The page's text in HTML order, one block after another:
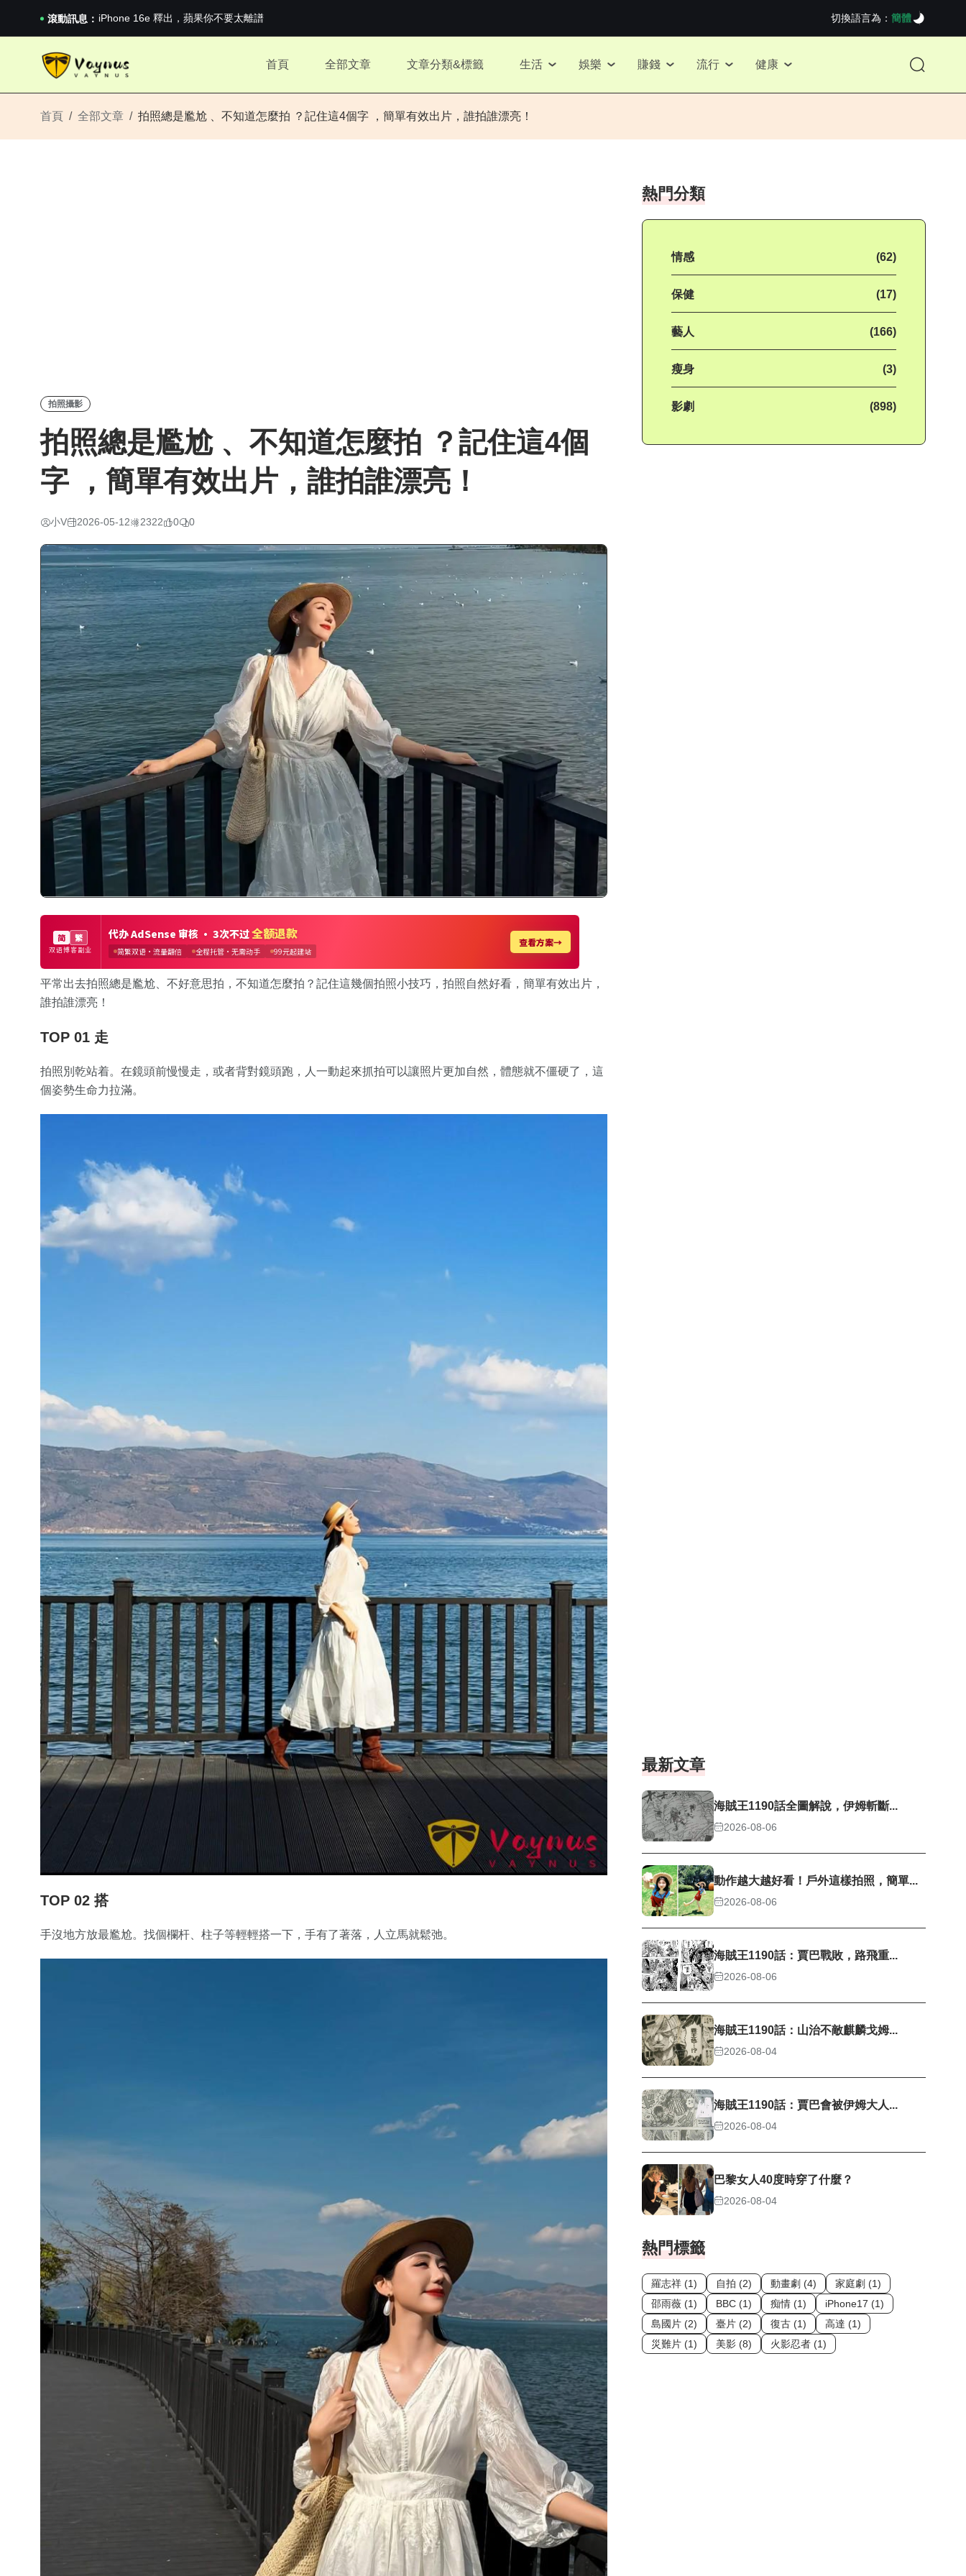
滾動訊息： iPhone 16e 釋出，蘋果你不要太離譜
2026澳網男單收官：全滿貫對上全滿亞，德約...
iPhone 16e 釋出，蘋果你不要太離譜
切換語言為： 簡體
首頁 全部文章 文章分類&標籤 生活 娛樂 賺錢 流行 健康
首頁 全部文章 拍照總是尷尬 、不知道怎麼拍 ？記住這4個字 ，簡單有效出片，誰拍誰漂亮！
拍照攝影
拍照總是尷尬 、不知道怎麼拍 ？記住這4個
字 ，簡單有效出片，誰拍誰漂亮！
小V 2026-05-12 2322 0 0
平常出去拍照總是尷尬、不好意思拍，不知道怎麼拍？記住這幾個拍照小技巧，拍照自然好看，簡單有效出片，
誰拍誰漂亮！
TOP 01 走
拍照別乾站着。在鏡頭前慢慢走，或者背對鏡頭跑，人一動起來抓拍可以讓照片更加自然，體態就不僵硬了，這
個姿勢生命力拉滿。
TOP 02 搭
手沒地方放最尷尬。找個欄杆、柱子等輕輕搭一下，手有了著落，人立馬就鬆弛。
熱門分類
情感 (62)
保健 (17)
藝人 (166)
瘦身 (3)
影劇 (898)
最新文章
海賊王1190話全圖解說，伊姆斬斷...
2026-08-06
動作越大越好看！戶外這樣拍照，簡單...
2026-08-06
海賊王1190話：賈巴戰敗，路飛重...
2026-08-06
海賊王1190話：山治不敵麒麟戈姆...
2026-08-04
海賊王1190話：賈巴會被伊姆大人...
2026-08-04
巴黎女人40度時穿了什麼？
2026-08-04
熱門標籤
羅志祥 (1) 自拍 (2) 動畫劇 (4)
家庭劇 (1)
邵雨薇 (1)
BBC (1) 痴情 (1)
iPhone17 (1)
島國片 (2)
臺片 (2) 復古 (1)
高達 (1)
災難片 (1)
美影 (8) 火影忍者 (1)